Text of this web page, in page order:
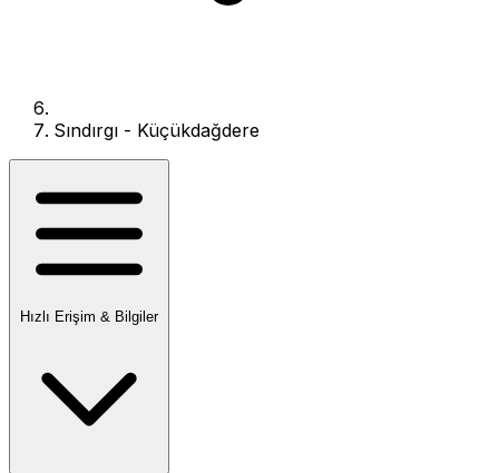
Sındırgı - Küçükdağdere
Hızlı Erişim & Bilgiler